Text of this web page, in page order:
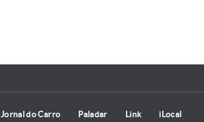
Jornal do Carro Paladar Link iLocal